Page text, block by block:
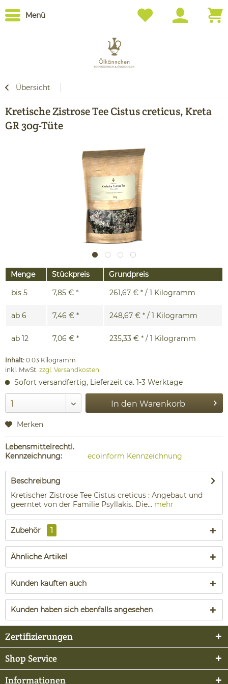
Menü
Übersicht
Kretische Zistrose Tee Cistus creticus, Kreta
GR 30g-Tüte
Menge Stückpreis
Grundpreis
bis 5 7,85 € * 261,67 € * / 1 Kilogramm
ab 6 7,46 € * 248,67 € * / 1 Kilogramm
ab 12 7,06 € * 235,33 € * / 1 Kilogramm
Inhalt: 0.03 Kilogramm
inkl. MwSt. zzgl. Versandkosten
Sofort versandfertig, Lieferzeit ca. 1-3 Werktage
In den Warenkorb
Merken
Lebensmittelrechtl.
Kennzeichnung:
ecoinform Kennzeichnung
Beschreibung
Kretischer Zistrose Tee Cistus creticus : Angebaut und
geerntet von der Familie Psyllakis. Die... mehr
Zubehör 1
Ähnliche Artikel
Kunden kauften auch
Kunden haben sich ebenfalls angesehen
Zertifizierungen
Shop Service
Informationen